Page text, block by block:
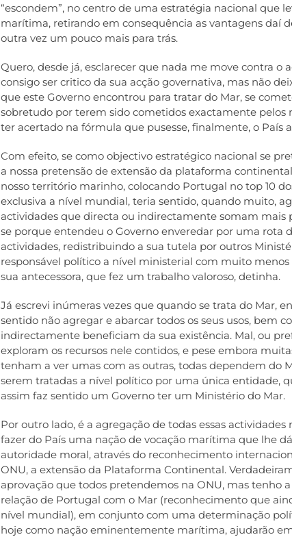
“escondem”, no centro de uma estratégia nacional que
marítima, retirando em consequência as vantagens daí
outra vez um pouco mais para trás.
Quero, desde já, esclarecer que nada me move contra o
consigo ser critico da sua acção governativa, mas não
que este Governo encontrou para tratar do Mar, se
sobretudo por terem sido cometidos exactamente
ter acertado na fórmula que pusesse, finalmente, o País
Com efeito, se como objectivo estratégico nacional se
a nossa pretensão de extensão da plataforma
nosso território marinho, colocando Portugal no top 10
exclusiva a nível mundial, teria sentido, quando muito,
actividades que directa ou indirectamente somam mais
se porque entendeu o Governo enveredar por uma rota
actividades, redistribuindo a sua tutela por outros
responsável político a nível ministerial com muito
sua antecessora, que fez um trabalho valoroso, detinha.
Já escrevi inúmeras vezes que quando se trata do Mar,
sentido não agregar e abarcar todos os seus usos, bem
indirectamente beneficiam da sua existência. Mal, ou
exploram os recursos nele contidos, e pese embora
tenham a ver umas com as outras, todas dependem do
serem tratadas a nível político por uma única entidade,
assim faz sentido um Governo ter um Ministério do Mar.
Por outro lado, é a agregação de todas essas
fazer do País uma nação de vocação marítima que lhe
autoridade moral, através do reconhecimento
ONU, a extensão da Plataforma Continental.
aprovação que todos pretendemos na ONU, mas tenho
relação de Portugal com o Mar (reconhecimento que
nível mundial), em conjunto com uma determinação
hoje como nação eminentemente marítima, ajudarão